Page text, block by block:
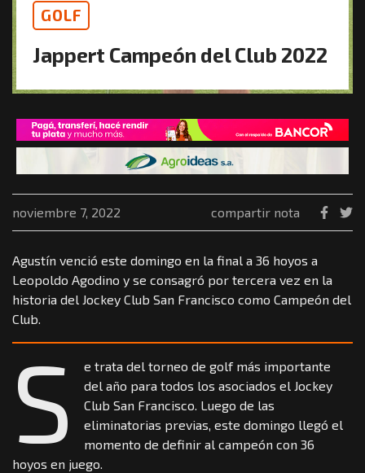
GOLF
Jappert Campeón del Club 2022
noviembre 7, 2022 compartir nota
Agustín venció este domingo en la final a 36 hoyos a
Leopoldo Agodino y se consagró por tercera vez en la
historia del Jockey Club San Francisco como Campeón del
Club.
S
e trata del torneo de golf más importante
del año para todos los asociados el Jockey
Club San Francisco. Luego de las
eliminatorias previas, este domingo llegó el
momento de definir al campeón con 36
hoyos en juego.